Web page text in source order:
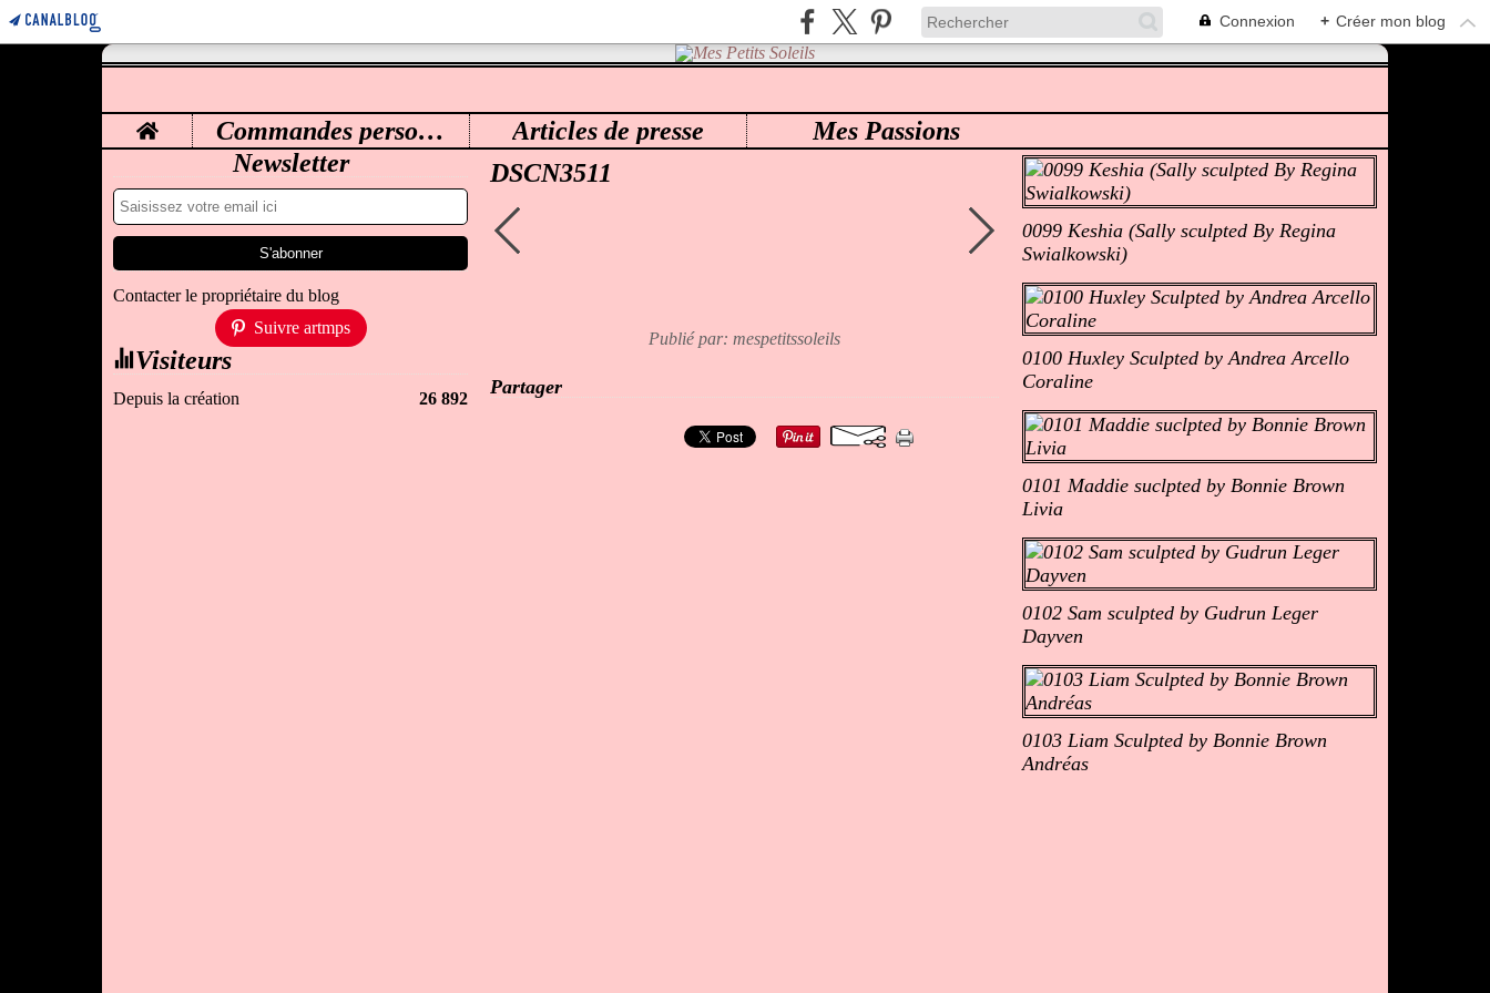
Connexion + Créer mon blog
Home Commandes personnalisées Articles de presse
Mes Passions
Newsletter
Contacter le propriétaire du blog
Suivre artmps
Visiteurs
Depuis la création 26 892
MES PETITS SOLEILS > 48 OCÉANE > DSCN3511
DSCN3511
Publié par: mespetitssoleils
Partager
0099 Keshia (Sally sculpted By Regina
Swialkowski)
0100 Huxley Sculpted by Andrea Arcello
Coraline
0101 Maddie suclpted by Bonnie Brown
Livia
0102 Sam sculpted by Gudrun Leger
Dayven
0103 Liam Sculpted by Bonnie Brown
Andréas